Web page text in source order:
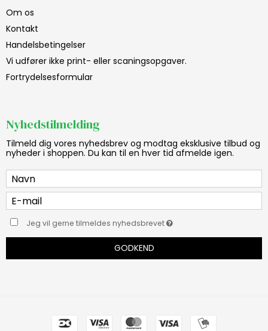
Om os
Kontakt
Handelsbetingelser
Vi udfører ikke print- eller scaningsopgaver.
Fortrydelsesformular
Nyhedstilmelding
Tilmeld dig vores nyhedsbrev og modtag eksklusive tilbud og
nyheder i shoppen. Du kan til en hver tid afmelde igen.
Jeg vil gerne tilmeldes nyhedsbrevet
GODKEND